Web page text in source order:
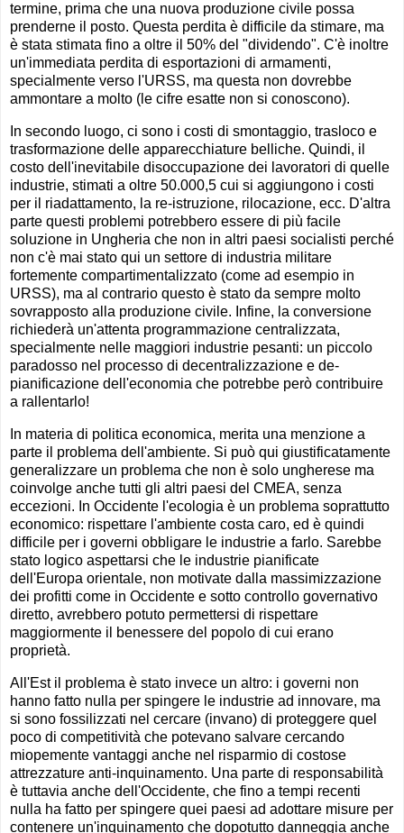
termine, prima che una nuova produzione civile possa
prenderne il posto. Questa perdita è difficile da stimare, ma
è stata stimata fino a oltre il 50% del "dividendo". C'è inoltre
un'immediata perdita di esportazioni di armamenti,
specialmente verso l'URSS, ma questa non dovrebbe
ammontare a molto (le cifre esatte non si conoscono).
In secondo luogo, ci sono i costi di smontaggio, trasloco e
trasformazione delle apparecchiature belliche. Quindi, il
costo dell'inevitabile disoccupazione dei lavoratori di quelle
industrie, stimati a oltre 50.000,5 cui si aggiungono i costi
per il riadattamento, la re-istruzione, rilocazione, ecc. D'altra
parte questi problemi potrebbero essere di più facile
soluzione in Ungheria che non in altri paesi socialisti perché
non c'è mai stato qui un settore di industria militare
fortemente compartimentalizzato (come ad esempio in
URSS), ma al contrario questo è stato da sempre molto
sovrapposto alla produzione civile. Infine, la conversione
richiederà un'attenta programmazione centralizzata,
specialmente nelle maggiori industrie pesanti: un piccolo
paradosso nel processo di decentralizzazione e de-
pianificazione dell'economia che potrebbe però contribuire
a rallentarlo!
In materia di politica economica, merita una menzione a
parte il problema dell'ambiente. Si può qui giustificatamente
generalizzare un problema che non è solo ungherese ma
coinvolge anche tutti gli altri paesi del CMEA, senza
eccezioni. In Occidente l'ecologia è un problema soprattutto
economico: rispettare l'ambiente costa caro, ed è quindi
difficile per i governi obbligare le industrie a farlo. Sarebbe
stato logico aspettarsi che le industrie pianificate
dell'Europa orientale, non motivate dalla massimizzazione
dei profitti come in Occidente e sotto controllo governativo
diretto, avrebbero potuto permettersi di rispettare
maggiormente il benessere del popolo di cui erano
proprietà.
All'Est il problema è stato invece un altro: i governi non
hanno fatto nulla per spingere le industrie ad innovare, ma
si sono fossilizzati nel cercare (invano) di proteggere quel
poco di competitività che potevano salvare cercando
miopemente vantaggi anche nel risparmio di costose
attrezzature anti-inquinamento. Una parte di responsabilità
è tuttavia anche dell'Occidente, che fino a tempi recenti
nulla ha fatto per spingere quei paesi ad adottare misure per
contenere un'inquinamento che dopotutto danneggia anche